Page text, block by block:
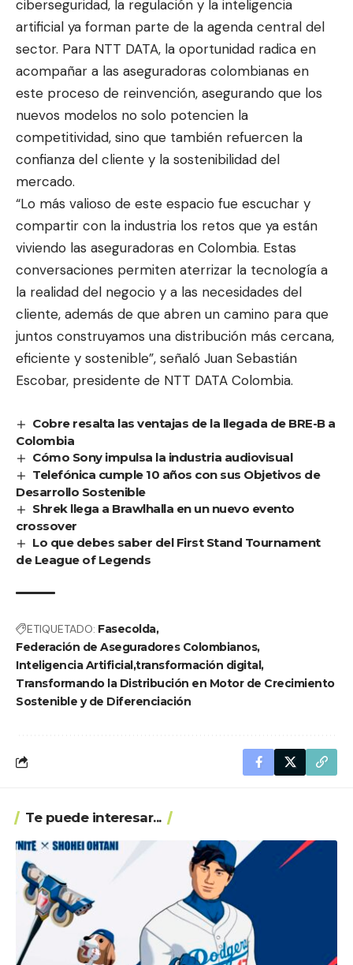
ciberseguridad, la regulación y la inteligencia
artificial ya forman parte de la agenda central del
sector. Para NTT DATA, la oportunidad radica en
acompañar a las aseguradoras colombianas en
este proceso de reinvención, asegurando que los
nuevos modelos no solo potencien la
competitividad, sino que también refuercen la
confianza del cliente y la sostenibilidad del
mercado.
“Lo más valioso de este espacio fue escuchar y
compartir con la industria los retos que ya están
viviendo las aseguradoras en Colombia. Estas
conversaciones permiten aterrizar la tecnología a
la realidad del negocio y a las necesidades del
cliente, además de que abren un camino para que
juntos construyamos una distribución más cercana,
eficiente y sostenible”, señaló Juan Sebastián
Escobar, presidente de NTT DATA Colombia.
Cobre resalta las ventajas de la llegada de BRE-B a
Colombia
Cómo Sony impulsa la industria audiovisual
Telefónica cumple 10 años con sus Objetivos de
Desarrollo Sostenible
Shrek llega a Brawlhalla en un nuevo evento
crossover
Lo que debes saber del First Stand Tournament
de League of Legends
ETIQUETADO: Fasecolda
Federación de Aseguradores Colombianos
Inteligencia Artificialtransformación digital
Transformando la Distribución en Motor de Crecimiento
Sostenible y de Diferenciación
Te puede interesar...